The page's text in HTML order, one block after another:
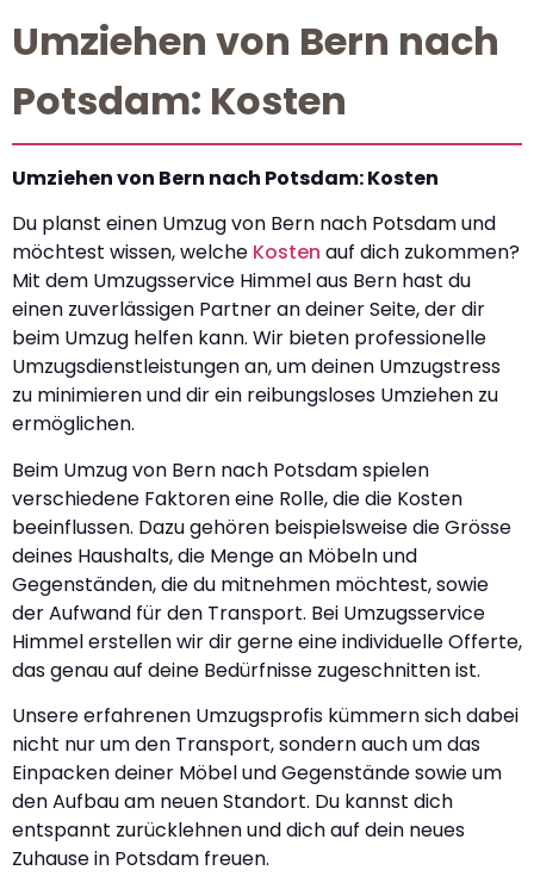
Umziehen von Bern nach
Potsdam: Kosten
Umziehen von Bern nach Potsdam: Kosten
Du planst einen Umzug von Bern nach Potsdam und
möchtest wissen, welche Kosten auf dich zukommen?
Mit dem Umzugsservice Himmel aus Bern hast du
einen zuverlässigen Partner an deiner Seite, der dir
beim Umzug helfen kann. Wir bieten professionelle
Umzugsdienstleistungen an, um deinen Umzugstress
zu minimieren und dir ein reibungsloses Umziehen zu
ermöglichen.
Beim Umzug von Bern nach Potsdam spielen
verschiedene Faktoren eine Rolle, die die Kosten
beeinflussen. Dazu gehören beispielsweise die Grösse
deines Haushalts, die Menge an Möbeln und
Gegenständen, die du mitnehmen möchtest, sowie
der Aufwand für den Transport. Bei Umzugsservice
Himmel erstellen wir dir gerne eine individuelle Offerte,
das genau auf deine Bedürfnisse zugeschnitten ist.
Unsere erfahrenen Umzugsprofis kümmern sich dabei
nicht nur um den Transport, sondern auch um das
Einpacken deiner Möbel und Gegenstände sowie um
den Aufbau am neuen Standort. Du kannst dich
entspannt zurücklehnen und dich auf dein neues
Zuhause in Potsdam freuen.